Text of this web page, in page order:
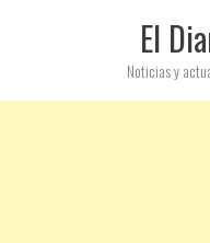
El
Noticias y